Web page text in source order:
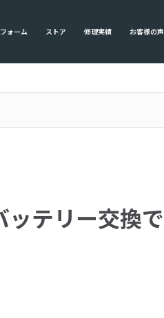
ォーム ストア 修理実績 お客様の声
テリー交換で